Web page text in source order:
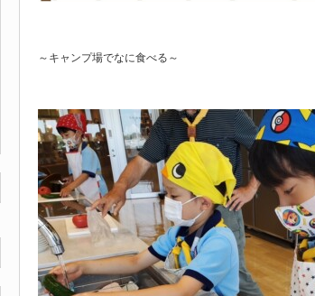
～キャンプ場でなに食べる～